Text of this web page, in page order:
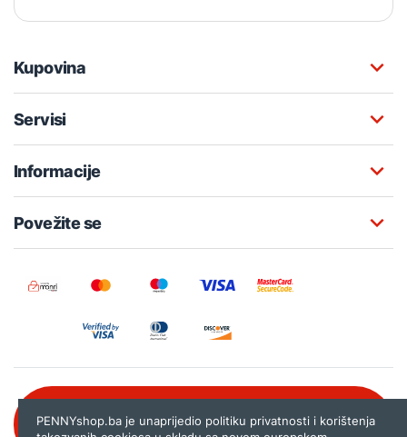
Kupovina
Servisi
Informacije
Povežite se
PENNYshop.ba je unaprijedio politiku privatnosti i korištenja